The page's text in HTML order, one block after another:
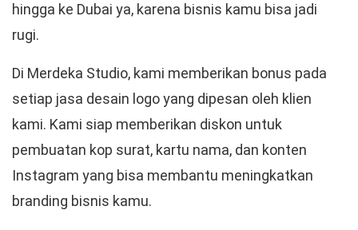
hingga ke Dubai ya, karena bisnis kamu bisa jadi
rugi.
Di Merdeka Studio, kami memberikan bonus pada
setiap jasa desain logo yang dipesan oleh klien
kami. Kami siap memberikan diskon untuk
pembuatan kop surat, kartu nama, dan konten
Instagram yang bisa membantu meningkatkan
branding bisnis kamu.